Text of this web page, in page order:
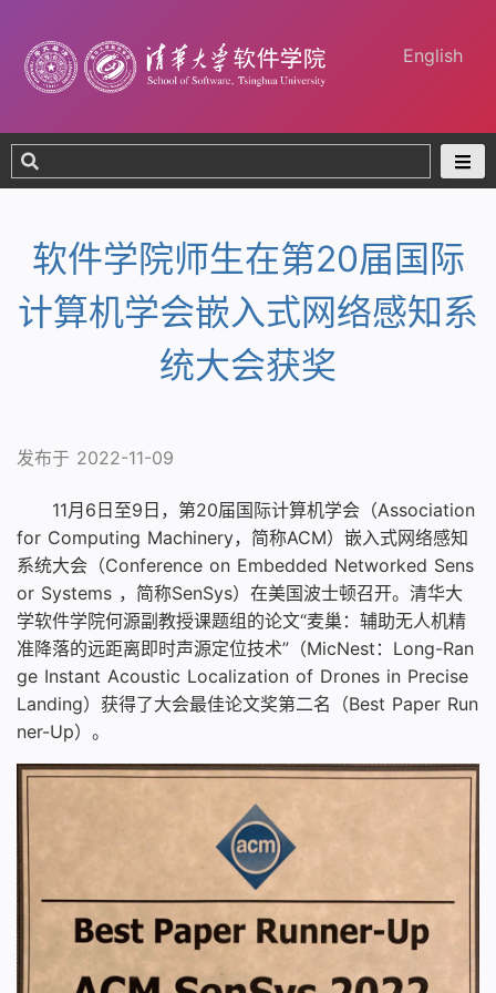
English
软件学院师生在第20届国际
计算机学会嵌入式网络感知系
统大会获奖
发布于 2022-11-09
11月6日至9日，第20届国际计算机学会（Association
for Computing Machinery，简称ACM）嵌入式网络感知
系统大会（Conference on Embedded Networked Sens
or Systems ，简称SenSys）在美国波士顿召开。清华大
学软件学院何源副教授课题组的论文“麦巢：辅助无人机精
准降落的远距离即时声源定位技术”（MicNest：Long-Ran
ge Instant Acoustic Localization of Drones in Precise
Landing）获得了大会最佳论文奖第二名（Best Paper Run
ner-Up）。